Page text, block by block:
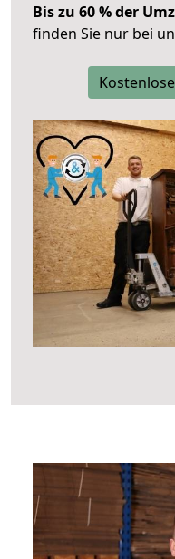
Bis zu 60 % der
finden Sie nur bei